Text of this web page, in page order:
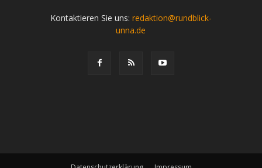
Kontaktieren Sie uns: redaktion@rundblick-
unna.de